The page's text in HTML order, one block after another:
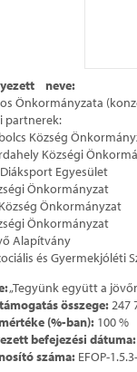
neve:
Önkormányzata
partnerek:
Község
Községi
Egyesület
Önkormányzat
Önkormányzat
Önkormányzat
Alapítvány
és Gyermekjóléti
„Tegyünk együtt a
összege:247
(%-ban): 100 %
befejezési
száma: EFOP-